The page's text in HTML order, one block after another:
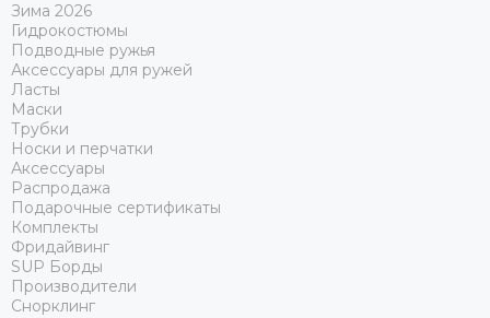
Зима 2026
Гидрокостюмы
Подводные ружья
Аксессуары для ружей
Ласты
Маски
Трубки
Носки и перчатки
Аксессуары
Распродажа
Подарочные сертификаты
Комплекты
Фридайвинг
SUP Борды
Производители
Снорклинг